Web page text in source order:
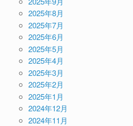
2025年8月
2025年7月
2025年6月
2025年5月
2025年4月
2025年3月
2025年2月
2025年1月
2024年12月
2024年11月